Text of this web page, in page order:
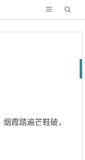
霞踏遍芒鞋破，